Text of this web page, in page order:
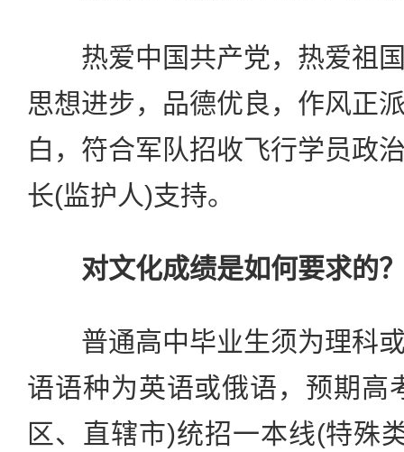
热爱中国共产党，热爱祖国
思想进步，品德优良，作风正
白，符合军队招收飞行学员政
长(监护人)支持。
对文化成绩是如何要求的
普通高中毕业生须为理科或
语语种为英语或俄语，预期高
区、直辖市)统招一本线(特殊